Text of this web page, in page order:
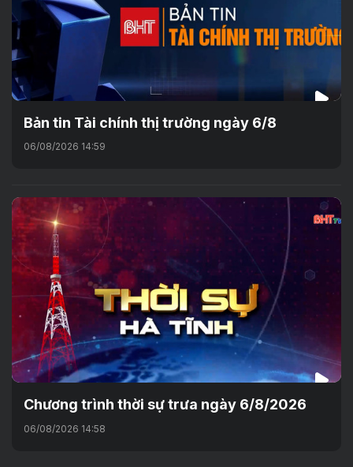
Bản tin Tài chính thị trường ngày 6/8
06/08/2026 14:59
Chương trình thời sự trưa ngày 6/8/2026
06/08/2026 14:58